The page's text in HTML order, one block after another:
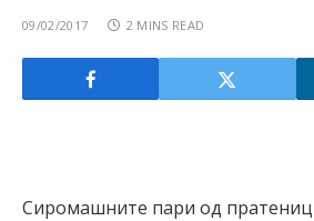
09/02/2017 2 MINS READ
Сиромашните пари од